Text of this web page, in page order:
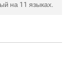
на 11 языках.